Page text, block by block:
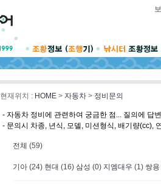
현재위치 : HOME > 자동차 > 정비문의
- 자동차 정비에 관련하여 궁금한 점... 질의에 답
- 문의시 차종, 년식, 모델, 미션형식, 배기량(cc),
전체 (59)
기아(24) 현대 (16) 삼성 (0) 지엠대우 (1) 쌍용